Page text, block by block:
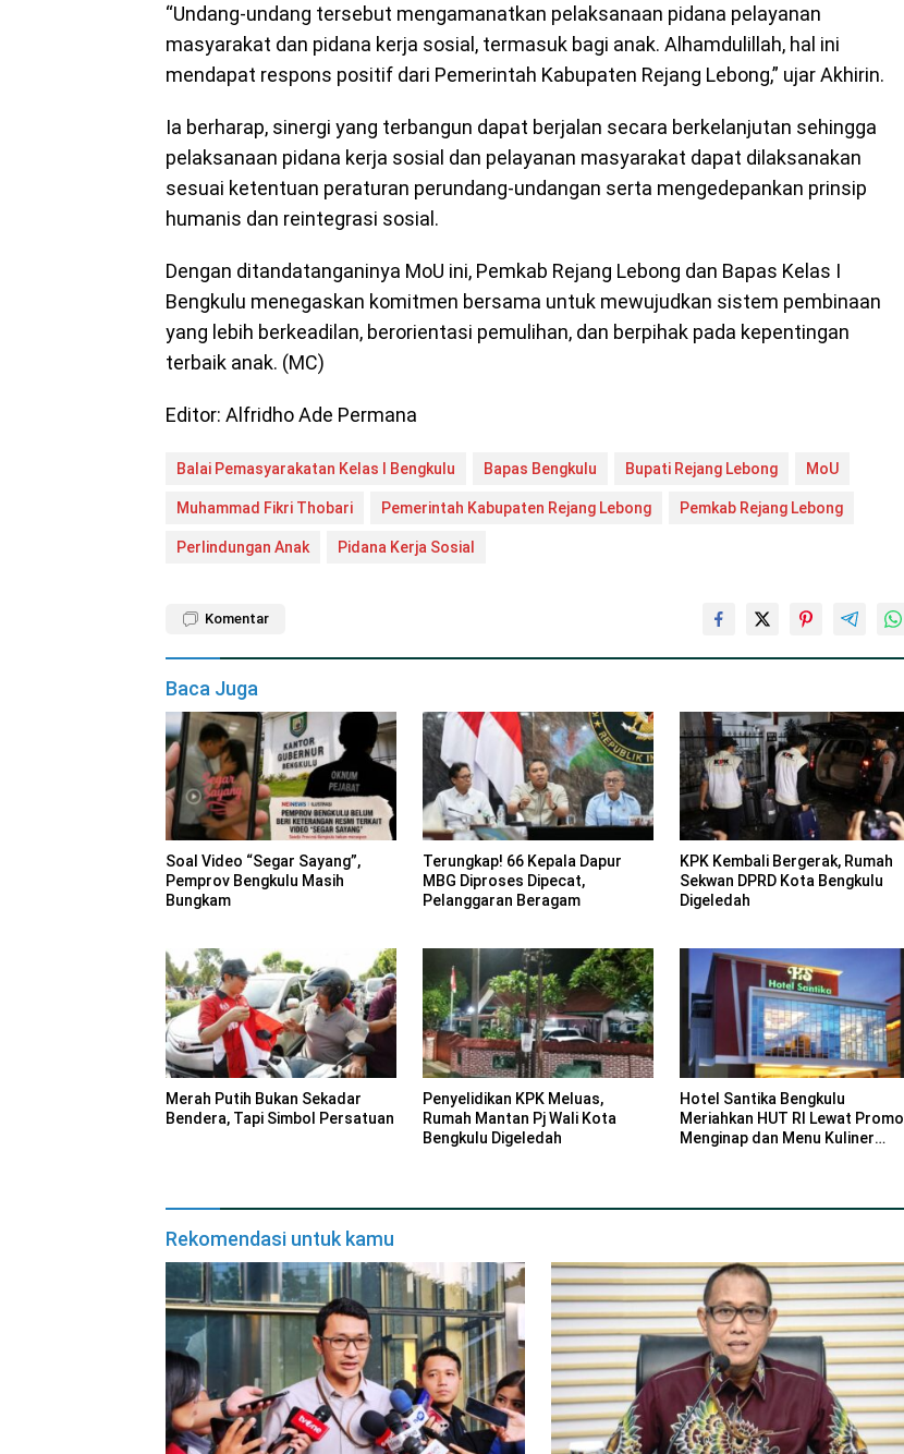
“Undang-undang tersebut mengamanatkan pelaksanaan pidana pelayanan
masyarakat dan pidana kerja sosial, termasuk bagi anak. Alhamdulillah, hal ini
mendapat respons positif dari Pemerintah Kabupaten Rejang Lebong,” ujar Akhirin.
Ia berharap, sinergi yang terbangun dapat berjalan secara berkelanjutan sehingga
pelaksanaan pidana kerja sosial dan pelayanan masyarakat dapat dilaksanakan
sesuai ketentuan peraturan perundang-undangan serta mengedepankan prinsip
humanis dan reintegrasi sosial.
Dengan ditandatanganinya MoU ini, Pemkab Rejang Lebong dan Bapas Kelas I
Bengkulu menegaskan komitmen bersama untuk mewujudkan sistem pembinaan
yang lebih berkeadilan, berorientasi pemulihan, dan berpihak pada kepentingan
terbaik anak. (MC)
Editor: Alfridho Ade Permana
Balai Pemasyarakatan Kelas I Bengkulu Bapas Bengkulu Bupati Rejang Lebong MoU
Muhammad Fikri Thobari Pemerintah Kabupaten Rejang Lebong Pemkab Rejang Lebong
Perlindungan Anak Pidana Kerja Sosial
Komentar
Baca Juga
Soal Video “Segar Sayang”,
Pemprov Bengkulu Masih
Bungkam
Terungkap! 66 Kepala Dapur
MBG Diproses Dipecat,
Pelanggaran Beragam
KPK Kembali Bergerak, Rumah
Sekwan DPRD Kota Bengkulu
Digeledah
Merah Putih Bukan Sekadar
Bendera, Tapi Simbol Persatuan
Penyelidikan KPK Meluas,
Rumah Mantan Pj Wali Kota
Bengkulu Digeledah
Hotel Santika Bengkulu
Meriahkan HUT RI Lewat Promo
Menginap dan Menu Kuliner
Rekomendasi untuk kamu